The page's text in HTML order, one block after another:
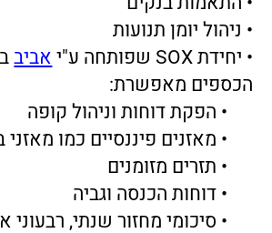
בעזרת
תקציב העסק, לתכנן ולבצע
תמחירי.
לייעוץ חינם
התקשר עוד היום 053-937-